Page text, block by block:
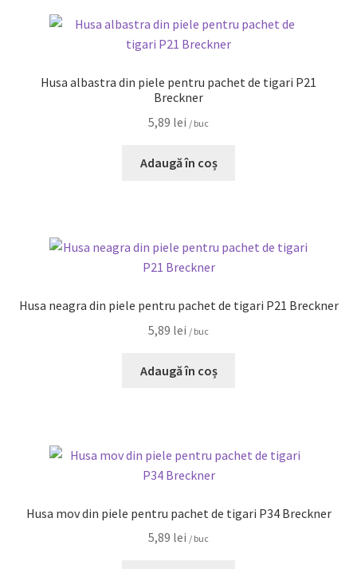
Husa albastra din piele pentru pachet de tigari P21
Breckner
5,89 lei / buc
Adaugă în coș
Husa neagra din piele pentru pachet de tigari P21 Breckner
5,89 lei / buc
Adaugă în coș
Husa mov din piele pentru pachet de tigari P34 Breckner
5,89 lei / buc